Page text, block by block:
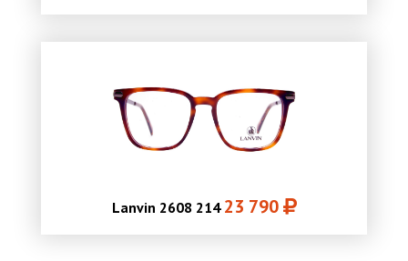
Lanvin 2608 214 23 790